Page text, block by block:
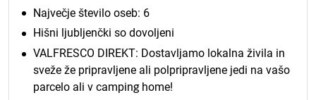
Največje število oseb: 6
Hišni ljubljenčki so dovoljeni
VALFRESCO DIREKT: Dostavljamo lokalna živila in
sveže že pripravljene ali polpripravljene jedi na vašo
parcelo ali v camping home!